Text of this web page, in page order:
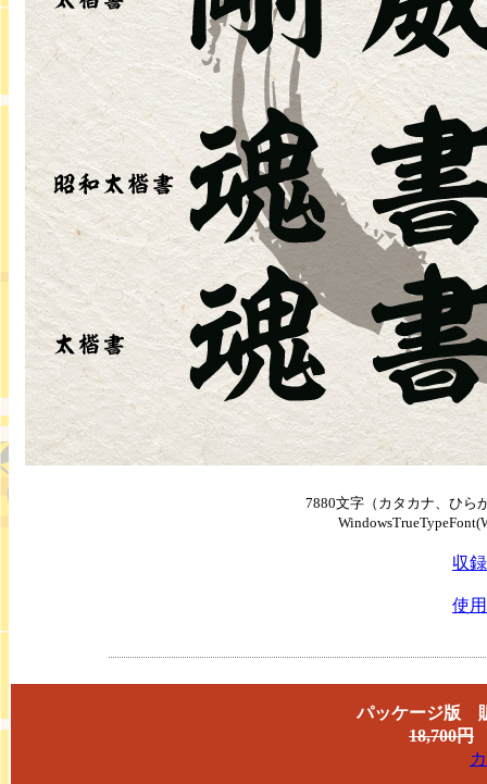
7880文字（カタカナ、ひら
収
使
パッケージ版
18,700円